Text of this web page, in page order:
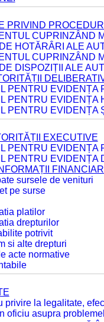
PRIVIND
CUPRINZÂND
HOTĂRÂRI ALE
CUPRINZÂND
DISPOZIȚII ALE
PENTRU EVIDENȚA
PENTRU EVIDENȚA
PENTRU EVIDENȚA
EXECUTIVE
PENTRU EVIDENȚA
PENTRU EVIDENȚA
sursele de venituri
pe surse
platilor
drepturilor
potrivit
si alte drepturi
acte normative
privire la legalitate,
oficiu asupra